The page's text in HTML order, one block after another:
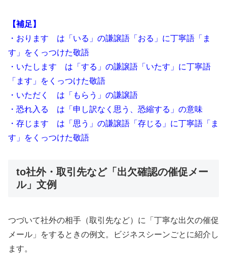
【補足】
・おります は「いる」の謙譲語「おる」に丁寧語「ま
す」をくっつけた敬語
・いたします は「する」の謙譲語「いたす」に丁寧語
「ます」をくっつけた敬語
・いただく は「もらう」の謙譲語
・恐れ入る は「申し訳なく思う、恐縮する」の意味
・存じます は「思う」の謙譲語「存じる」に丁寧語「ま
す」をくっつけた敬語
to社外・取引先など「出欠確認の催促メー
ル」文例
つづいて社外の相手（取引先など）に「丁寧な出欠の催促
メール」をするときの例文。ビジネスシーンごとに紹介し
ます。